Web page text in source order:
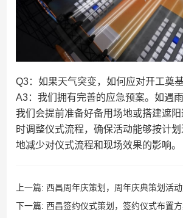
Q3：如果天气突变，如何应对开工奠基
A3：我们拥有完善的应急预案。如遇雨
我们会提前准备好备用场地或搭建遮
时调整仪式流程，确保活动能够按计
地减少对仪式流程和现场效果的影响。
上一篇: 西昌周年庆策划，周年庆典策划活
下一篇: 西昌签约仪式策划，签约仪式布置